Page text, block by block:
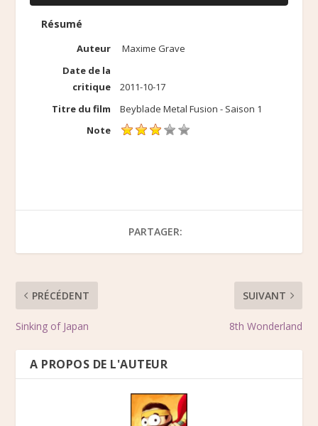
Résumé
Auteur
Maxime Grave
Date de la
critique
2011-10-17
Titre du film
Beyblade Metal Fusion - Saison 1
Note
PARTAGER:
PRÉCÉDENT
Sinking of Japan
SUIVANT
8th Wonderland
A PROPOS DE L'AUTEUR